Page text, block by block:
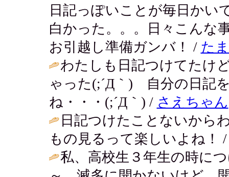
日記っぽいことが毎日かい
白かった。。。日々こんな
お引越し準備ガンバ！ / た
わたしも日記つけてたけ
ゃった(;´Д｀) 自分の日記
ね・・・(;´Д｀) / さえちゃん
日記つけたことないから
もの見るって楽しいよね！
私、高校生３年生の時に